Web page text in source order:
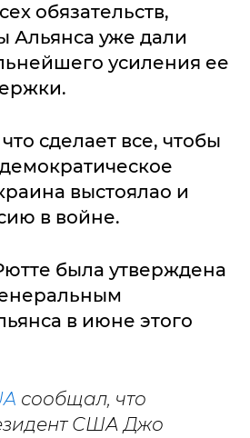
обязательств,
Альянса уже дали
усиления ее
сделает все, чтобы
выстоялао и
в войне.
была утверждена
в июне этого
сообщал, что
США Джо